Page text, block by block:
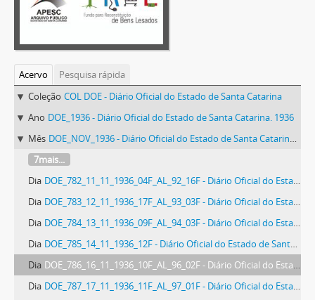
Acervo
Pesquisa rápida
Coleção COL DOE - Diário Oficial do Estado de Santa Catarina
Ano DOE_1936 - Diário Oficial do Estado de Santa Catarina. 1936
Mês DOE_NOV_1936 - Diário Oficial do Estado de Santa Catarina. Novembro de 1936
7mais...
Dia DOE_782_11_11_1936_04F_AL_92_16F - Diário Oficial do Estado de Santa Catarina. Ano 3. N° 782 de 11/11/1936
Dia DOE_783_12_11_1936_17F_AL_93_03F - Diário Oficial do Estado de Santa Catarina. Ano 3. N° 783 de 12/11/1936
Dia DOE_784_13_11_1936_09F_AL_94_03F - Diário Oficial do Estado de Santa Catarina. Ano 3. N° 784 de 13/11/1936
Dia DOE_785_14_11_1936_12F - Diário Oficial do Estado de Santa Catarina. Ano 3. N° 785 de 14/11/1936
Dia DOE_786_16_11_1936_10F_AL_96_02F - Diário Oficial do Estado de Santa Catarina. Ano 3. N° 786 de 16/11/1936
Dia DOE_787_17_11_1936_11F_AL_97_01F - Diário Oficial do Estado de Santa Catarina. Ano 3. N° 787 de 17/11/1936